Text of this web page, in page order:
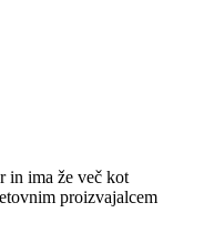
in ima že več kot
proizvajalcem